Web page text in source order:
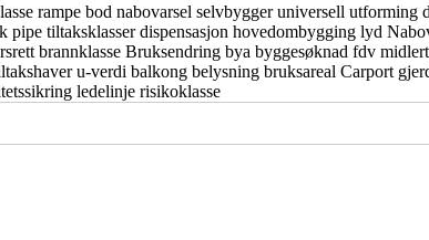
rampe bod nabovarsel selvbyggeruniversell utforming
pipe tiltaksklasserdispensasjon hovedombygging lyd
brannklasse Bruksendring bya byggesøknad fdv
u-verdi balkong belysning bruksareal Carport
ledelinje risikoklasse